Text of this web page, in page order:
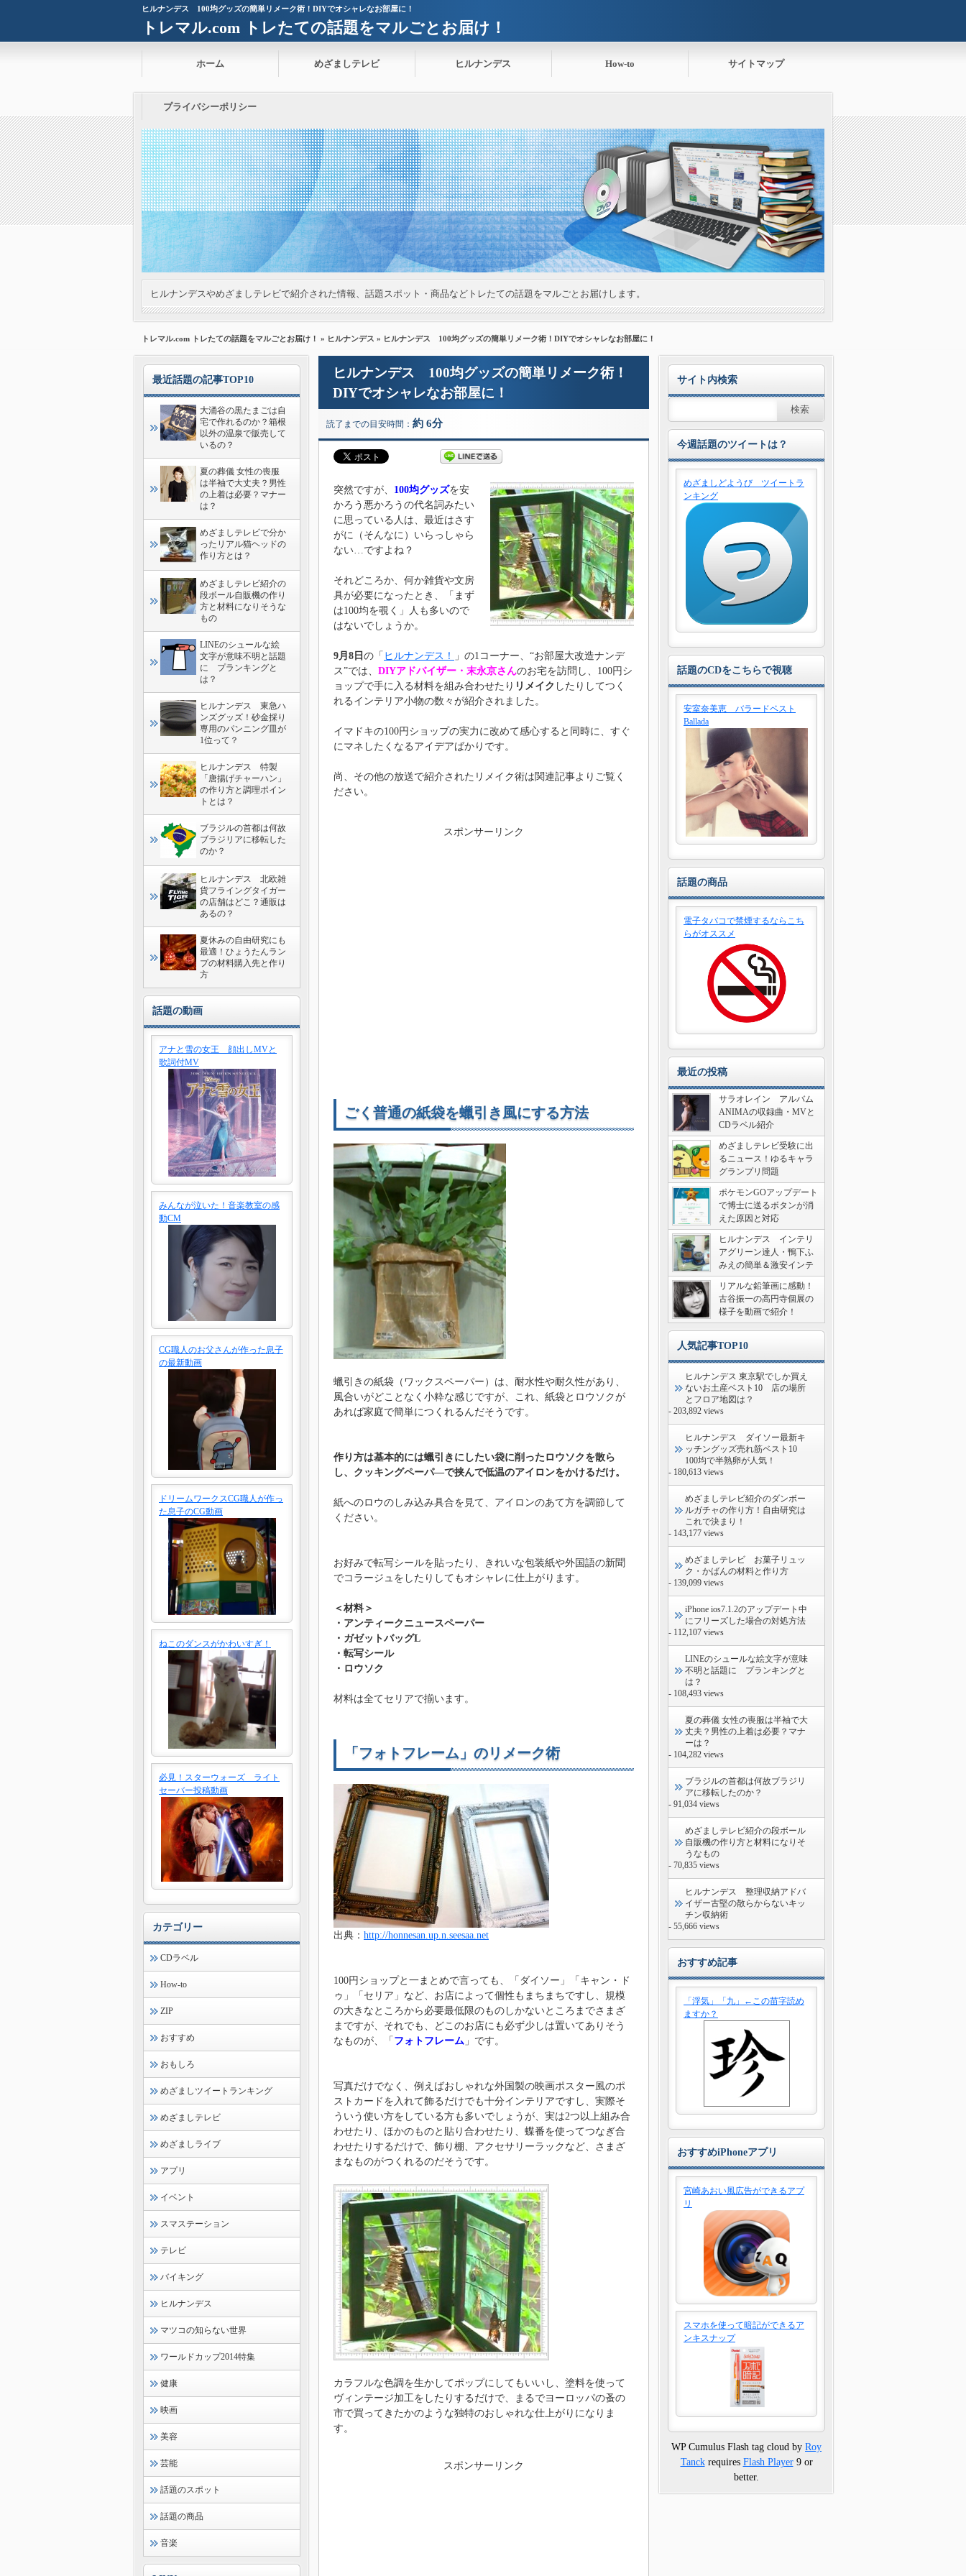
ヒルナンデス 100均グッズの簡単リメーク術！DIYでオシャレなお部屋に！
トレマル.com トレたての話題をマルごとお届け！
ホーム めざましテレビ ヒルナンデス How-to サイトマップ
プライバシーポリシー
ヒルナンデスやめざましテレビで紹介された情報、話題スポット・商品などトレたての話題をマルごとお届けします。
トレマル.com トレたての話題をマルごとお届け！ » ヒルナンデス » ヒルナンデス 100均グッズの簡単リメーク術！DIYでオシャレなお部屋に！
ヒルナンデス 100均グッズの簡単リメーク術！
DIYでオシャレなお部屋に！
読了までの目安時間： 約 6分
突然ですが、 100均グッズを安
かろう悪かろうの代名詞みたい
に思っている人は、最近はさす
がに（そんなに）いらっしゃら
ない…ですよね？
それどころか、何か雑貨や文房
具が必要になったとき、「まず
は100均を覗く」人も多いので
はないでしょうか。
9月8日 の「 ヒルナンデス！
」の1コーナー、“お部屋大改造ナンデ
ス”では、 DIYアドバイザー・末永京さんのお宅を訪問し、100円シ
ョップで手に入る材料を組み合わせたり リメイク したりしてつく
れるインテリア小物の数々が紹介されました。
イマドキの100円ショップの実力に改めて感心すると同時に、すぐ
にマネしたくなるアイデアばかりです。
尚、その他の放送で紹介されたリメイク術は関連記事よりご覧く
ださい。
スポンサーリンク
ごく普通の紙袋を蠟引き風にする方法
蠟引きの紙袋（ワックスペーパー）は、耐水性や耐久性があり、
風合いがどことなく小粋な感じですが、これ、紙袋とロウソクが
あれば家庭で簡単につくれるんだそうです。
作り方は基本的には蠟引きにしたい袋に削ったロウソクを散ら
し、クッキングペーパ―で挟んで低温のアイロンをかけるだけ。
紙へのロウのしみ込み具合を見て、アイロンのあて方を調節して
ください。
お好みで転写シールを貼ったり、きれいな包装紙や外国語の新聞
でコラージュをしたりしてもオシャレに仕上がります。
＜材料＞
・アンティークニュースペーパー
・ガゼットバッグL
・転写シール
・ロウソク
材料は全てセリアで揃います。
「フォトフレーム」のリメーク術
出典： http://honnesan.up.n.seesaa.net
100円ショップと一まとめで言っても、「ダイソー」「キャン・ド
ゥ」「セリア」など、お店によって個性もまちまちですし、規模
の大きなところから必要最低限のものしかないところまでさまざ
まですが、それでも、どこのお店にも必ず少しは置いてありそう
なものが、「 フォトフレーム 」です。
写真だけでなく、例えばおしゃれな外国製の映画ポスター風のポ
ストカードを入れて飾るだけでも十分インテリアですし、実際そ
ういう使い方をしている方も多いでしょうが、実は2つ以上組み合
わせたり、ほかのものと貼り合わせたり、蝶番を使ってつなぎ合
わせたりするだけで、飾り棚、アクセサリーラックなど、さまざ
まなものがつくれるのだそうです。
カラフルな色調を生かしてポップにしてもいいし、塗料を使って
ヴィンテージ加工をしたりするだけで、まるでヨーロッパの蚤の
市で買ってきたかのような独特のおしゃれな仕上がりになりま
す。
スポンサーリンク
最近話題の記事TOP10
大涌谷の黒たまごは自
宅で作れるのか？箱根
以外の温泉で販売して
いるの？
夏の葬儀 女性の喪服
は半袖で大丈夫？男性
の上着は必要？マナー
は？
めざましテレビで分か
ったリアル猫ヘッドの
作り方とは？
めざましテレビ紹介の
段ボール自販機の作り
方と材料になりそうな
もの
LINEのシュールな絵
文字が意味不明と話題
に プランキングと
は？
ヒルナンデス 東急ハ
ンズグッズ！砂金採り
専用のパンニング皿が
1位って？
ヒルナンデス 特製
「唐揚げチャーハン」
の作り方と調理ポイン
トとは？
ブラジルの首都は何故
ブラジリアに移転した
のか？
ヒルナンデス 北欧雑
貨フライングタイガー
の店舗はどこ？通販は
あるの？
夏休みの自由研究にも
最適！ひょうたんラン
プの材料購入先と作り
方
話題の動画
アナと雪の女王 顔出しMVと
歌詞付MV
みんなが泣いた！音楽教室の感
動CM
CG職人のお父さんが作った息子
の最新動画
ドリームワークスCG職人が作っ
た息子のCG動画
ねこのダンスがかわいすぎ！
必見！スターウォーズ ライト
セーバー投稿動画
カテゴリー
CDラベル
How-to
ZIP
おすすめ
おもしろ
めざましツイートランキング
めざましテレビ
めざましライブ
アプリ
イベント
スマステーション
テレビ
バイキング
ヒルナンデス
マツコの知らない世界
ワールドカップ2014特集
健康
映画
美容
芸能
話題のスポット
話題の商品
音楽
サイト内検索
今週話題のツイートは？
めざましどようび ツイートラ
ンキング
話題のCDをこちらで視聴
安室奈美恵 バラードベスト
Ballada
話題の商品
電子タバコで禁煙するならこち
らがオススメ
最近の投稿
サラオレイン アルバム
ANIMAの収録曲・MVと
CDラベル紹介
めざましテレビ受験に出
るニュース！ゆるキャラ
グランプリ問題
ポケモンGOアップデート
で博士に送るボタンが消
えた原因と対応
ヒルナンデス インテリ
アグリーン達人・鴨下ふ
みえの簡単＆激安インテ
リア術
リアルな鉛筆画に感動！
古谷振一の高円寺個展の
様子を動画で紹介！
人気記事TOP10
ヒルナンデス 東京駅でしか買え
ないお土産ベスト10 店の場所
とフロア地図は？
- 203,892 views
ヒルナンデス ダイソー最新キ
ッチングッズ売れ筋ベスト10
100均で半熟卵が人気！
- 180,613 views
めざましテレビ紹介のダンボー
ルガチャの作り方！自由研究は
これで決まり！
- 143,177 views
めざましテレビ お菓子リュッ
ク・かばんの材料と作り方
- 139,099 views
iPhone ios7.1.2のアップデート中
にフリーズした場合の対処方法
- 112,107 views
LINEのシュールな絵文字が意味
不明と話題に プランキングと
は？
- 108,493 views
夏の葬儀 女性の喪服は半袖で大
丈夫？男性の上着は必要？マナ
ーは？
- 104,282 views
ブラジルの首都は何故ブラジリ
アに移転したのか？
- 91,034 views
めざましテレビ紹介の段ボール
自販機の作り方と材料になりそ
うなもの
- 70,835 views
ヒルナンデス 整理収納アドバ
イザー古堅の散らからないキッ
チン収納術
- 55,666 views
おすすめ記事
「浮気」「九」←この苗字読め
ますか？
おすすめiPhoneアプリ
宮崎あおい風広告ができるアプ
リ
スマホを使って暗記ができるア
ンキスナップ
WP Cumulus Flash tag cloud by Roy
Tanckrequires Flash Player9 or
better.